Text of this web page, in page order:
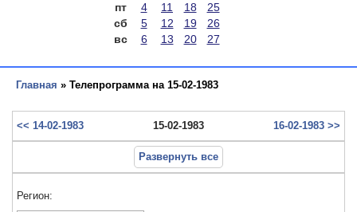
пт
4 11 18
25
сб
5 12 19
26
вс
6 13 20 27
Главная » Телепрограмма на 15-02-1983
<< 14-02-1983 15-02-1983 16-02-1983 >>
Развернуть все
Регион: